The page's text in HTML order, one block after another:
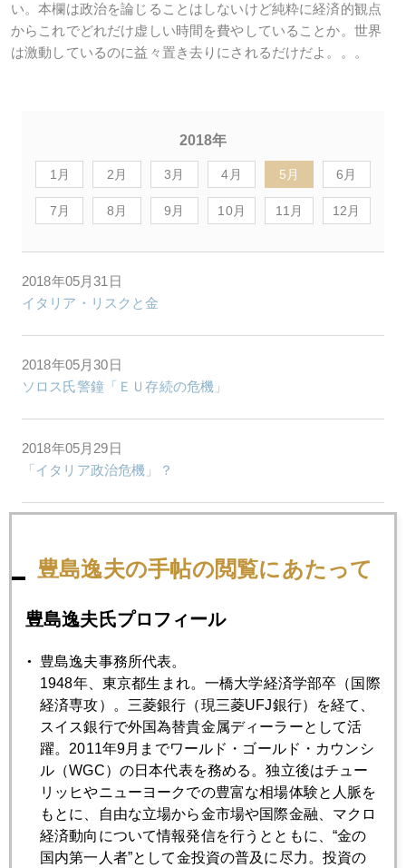
い。本欄は政治を論じることはしないけど純粋に経済的観点
からこれでどれだけ虚しい時間を費やしていることか。世界
は激動しているのに益々置き去りにされるだけだよ。。。
2018年
1月 2月 3月 4月 5月 6月
7月 8月 9月 10月 11月 12月
2018年05月31日
イタリア・リスクと金
2018年05月30日
ソロス氏警鐘「ＥＵ存続の危機」
2018年05月29日
「イタリア政治危機」？
2018年05月25日
2018年05月24日
アベリスクとトランプリスク
2018年05月23日
危うい米国第一主義
豊島逸夫の手帖の閲覧にあたって
豊島逸夫氏プロフィール
豊島逸夫事務所代表。
1948年、東京都生まれ。一橋大学経済学部卒（国際
経済専攻）。三菱銀行（現三菱UFJ銀行）を経て、
スイス銀行で外国為替貴金属ディーラーとして活
躍。2011年9月までワールド・ゴールド・カウンシ
ル（WGC）の日本代表を務める。独立後はチュー
リッヒやニューヨークでの豊富な相場体験と人脈を
もとに、自由な立場から金市場や国際金融、マクロ
経済動向について情報発信を行うとともに、“金の
国内第一人者”として金投資の普及に尽力。投資の